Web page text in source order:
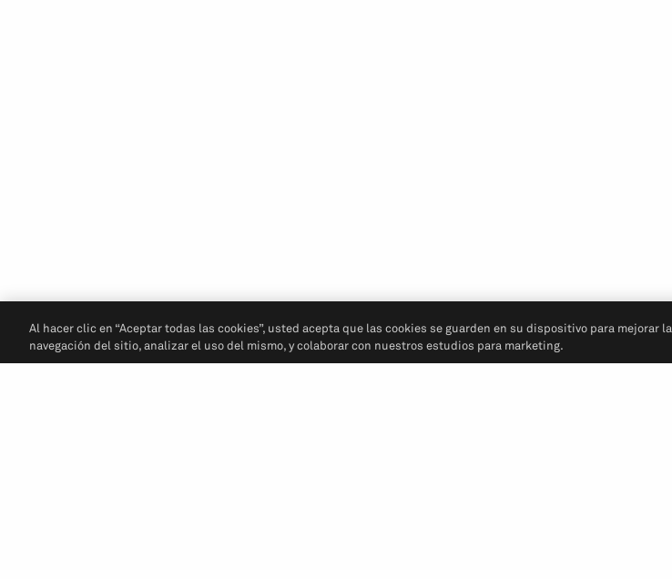
Al hacer clic en “Aceptar todas las cookies”, usted acepta que las cookies se guarden en su dispositivo para mejorar la
navegación del sitio, analizar el uso del mismo, y colaborar con nuestros estudios para marketing.